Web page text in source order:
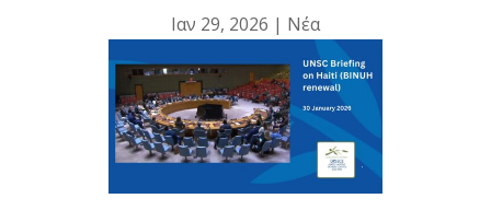
Ιαν 29, 2026 | Νέα